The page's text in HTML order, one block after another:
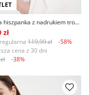
Bluzka hiszpanka z nadrukiem tropic różowo-zielona
zł
119,99 zł
-58%
cena z 30 dni
-38%